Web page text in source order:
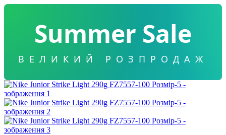
Summer Sale
ВЕЛИКИЙ РОЗПРОДАЖ